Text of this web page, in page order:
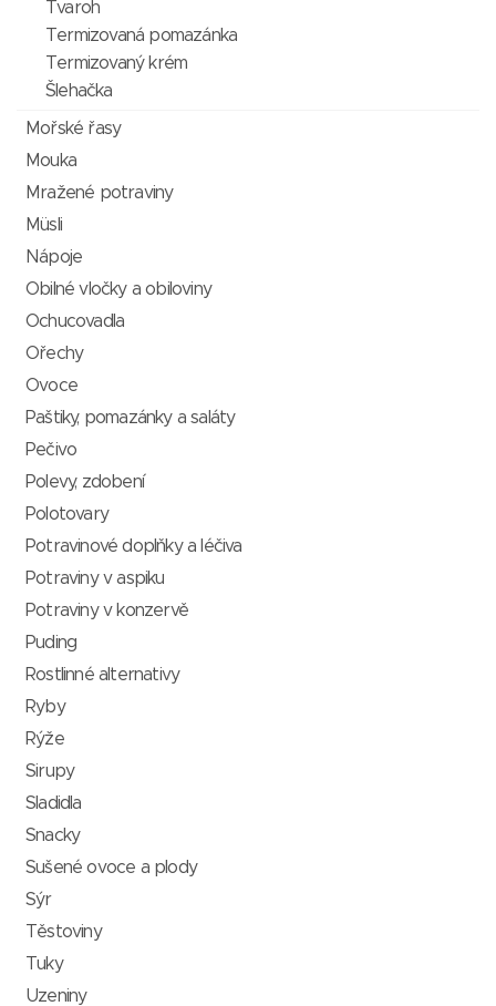
Tvaroh
Termizovaná pomazánka
Termizovaný krém
Šlehačka
Mořské řasy
Mouka
Mražené potraviny
Müsli
Nápoje
Obilné vločky a obiloviny
Ochucovadla
Ořechy
Ovoce
Paštiky, pomazánky a saláty
Pečivo
Polevy, zdobení
Polotovary
Potravinové doplňky a léčiva
Potraviny v aspiku
Potraviny v konzervě
Puding
Rostlinné alternativy
Ryby
Rýže
Sirupy
Sladidla
Snacky
Sušené ovoce a plody
Sýr
Těstoviny
Tuky
Uzeniny